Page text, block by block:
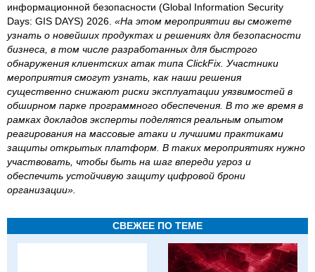
информационной безопасности (Global Information Security
Days: GIS DAYS) 2026. «На этом мероприятии вы сможете
узнать о новейших продуктах и решениях для безопасности
бизнеса, в том числе разработанных для быстрого
обнаружения клиентских атак типа ClickFix. Участники
мероприятия смогут узнать, как наши решения
существенно снижают риски эксплуатации уязвимостей в
обширном парке программного обеспечения. В то же время в
рамках докладов эксперты поделятся реальным опытом
реагирования на массовые атаки и лучшими практиками
защиты открытых платформ. В таких мероприятиях нужно
участвовать, чтобы быть на шаг впереди угроз и
обеспечить устойчивую защиту цифровой брони
организации».
СВЕЖЕЕ ПО ТЕМЕ